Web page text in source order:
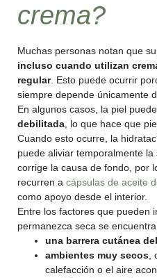
crema?
Muchas personas notan que
incluso cuando utilizan
regular. Esto puede ocurrir
siempre depende únicamente
En algunos casos, la piel
debilitada , lo que hace que
Cuando esto ocurre, la
puede aliviar temporalmente
corrige la causa de fondo, por
recurren a cápsulas de aceite
como apoyo desde el interior.
Entre los factores que pueden
permanezca seca se
una barrera cutánea
ambientes muy secos
calefacción o el aire